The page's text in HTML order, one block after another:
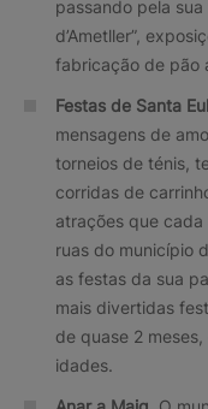
passando pela
d’Ametller”,
fabricação de pão
Festas de Santa
mensagens de
torneios de ténis,
corridas de
atrações que
ruas do município
as festas da sua
mais divertidas
de quase 2
idades.